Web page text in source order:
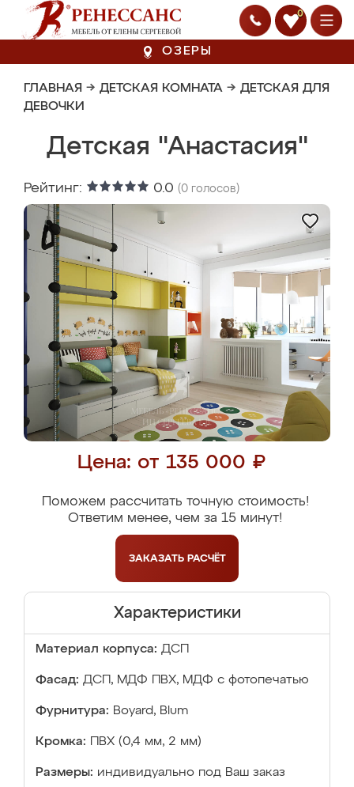
0
ОЗЕРЫ
ГЛАВНАЯ → ДЕТСКАЯ КОМНАТА → ДЕТСКАЯ ДЛЯ
ДЕВОЧКИ
Детская "Анастасия"
Рейтинг: 0.0 (0 голосов)
Цена: от 135 000 ₽
Поможем рассчитать точную стоимость!
Ответим менее, чем за 15 минут!
ЗАКАЗАТЬ РАСЧЁТ
Характеристики
Материал корпуса: ДСП
Фасад: ДСП, МДФ ПВХ, МДФ с фотопечатью
Фурнитура: Boyard, Blum
Кромка: ПВХ (0,4 мм, 2 мм)
Размеры: индивидуально под Ваш заказ